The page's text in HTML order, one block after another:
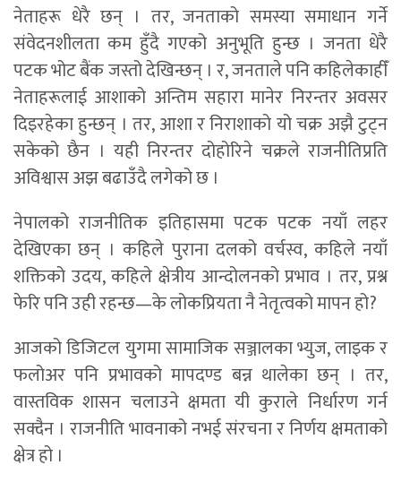
नेताहरू धेरै छन् । तर, जनताको समस्या समाधान गर्ने
संवेदनशीलता कम हुँदै गएको अनुभूति हुन्छ । जनता धेरै
पटक भोट बैंक जस्तो देखिन्छन् । र, जनताले पनि कहिलेकाहीँ
नेताहरूलाई आशाको अन्तिम सहारा मानेर निरन्तर अवसर
दिइरहेका हुन्छन् । तर, आशा र निराशाको यो चक्र अझै टुट्न
सकेको छैन । यही निरन्तर दोहोरिने चक्रले राजनीतिप्रति
अविश्वास अझ बढाउँदै लगेको छ ।
नेपालको राजनीतिक इतिहासमा पटक पटक नयाँ लहर
देखिएका छन् । कहिले पुराना दलको वर्चस्व, कहिले नयाँ
शक्तिको उदय, कहिले क्षेत्रीय आन्दोलनको प्रभाव । तर, प्रश्न
फेरि पनि उही रहन्छ—के लोकप्रियता नै नेतृत्वको मापन हो?
आजको डिजिटल युगमा सामाजिक सञ्जालका भ्युज, लाइक र
फलोअर पनि प्रभावको मापदण्ड बन्न थालेका छन् । तर,
वास्तविक शासन चलाउने क्षमता यी कुराले निर्धारण गर्न
सक्दैन । राजनीति भावनाको नभई संरचना र निर्णय क्षमताको
क्षेत्र हो ।